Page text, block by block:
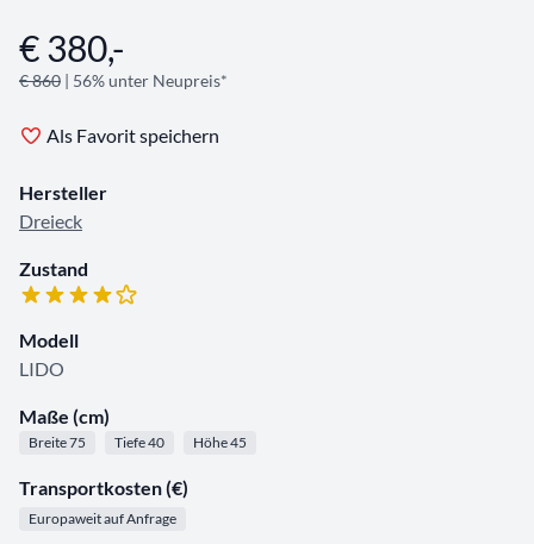
Angebotsinformationen
€ 380,-
€ 860 | 56% unter Neupreis*
Als Favorit speichern
Hersteller
Dreieck
Zustand
Modell
LIDO
Maße (cm)
Breite 75 Tiefe 40 Höhe 45
Transportkosten (€)
Europaweit auf Anfrage